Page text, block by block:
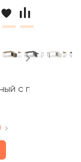
на П-
с